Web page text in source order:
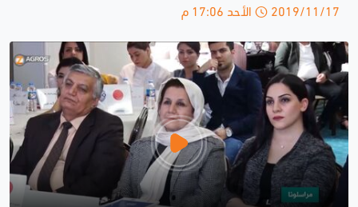
2019/11/17 الأحد 17:06 م